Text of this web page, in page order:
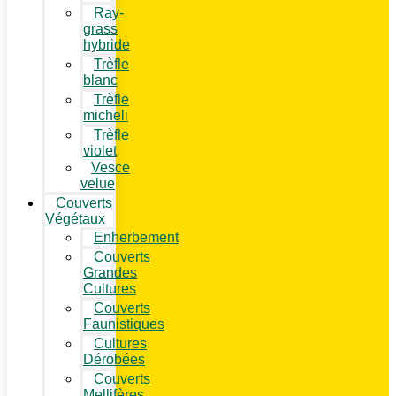
Ray-
grass
hybride
Trèfle
blanc
Trèfle
micheli
Trèfle
violet
Vesce
velue
Couverts
Végétaux
Enherbement
Couverts
Grandes
Cultures
Couverts
Faunistiques
Cultures
Dérobées
Couverts